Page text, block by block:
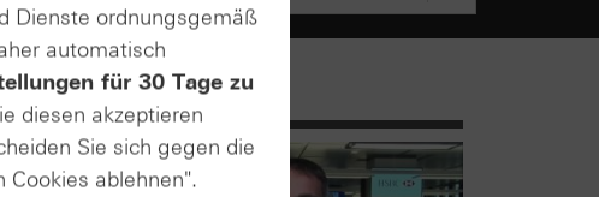
Dienste ordnungsgemäß
automatisch
für 30 Tage zu
diesen akzeptieren
Sie sich gegen die
ablehnen".